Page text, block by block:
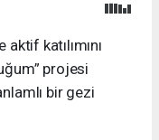
katılımını
projesi
bir gezi